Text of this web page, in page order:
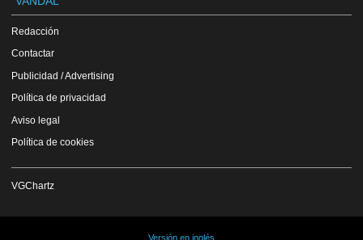
Redacción
Contactar
Publicidad / Advertising
Política de privacidad
Aviso legal
Política de cookies
VGChartz
Versión en inglés